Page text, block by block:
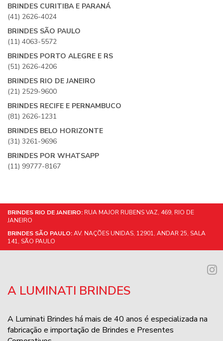
BRINDES CURITIBA E PARANÁ
(41) 2626-4024
BRINDES SÃO PAULO
(11) 4063-5572
BRINDES PORTO ALEGRE E RS
(51) 2626-4206
BRINDES RIO DE JANEIRO
(21) 2529-9600
BRINDES RECIFE E PERNAMBUCO
(81) 2626-1231
BRINDES BELO HORIZONTE
(31) 3261-9696
BRINDES POR WHATSAPP
(11) 99777-8167
BRINDES RIO DE JANEIRO: RUA MAJOR RUBENS VAZ, 469, RIO DE
JANEIRO
BRINDES SÃO PAULO:AV. NAÇÕES UNIDAS, 12901, ANDAR 25, SALA
141, SÃO PAULO
A LUMINATI BRINDES
A Luminati Brindes há mais de 40 anos é especializada na
fabricação e importação de Brindes e Presentes